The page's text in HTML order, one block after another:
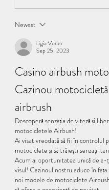
Newest
Ligia Voner
Sep 25, 2023
Casino airbush
Cazinou motocicletă
airbrush
Descoperă senzația de viteză și
motocicletele Airbush!
Ai visat vreodată să fii în controlul
motociclete și să trăiești senzații
Acum ai oportunitatea unică de a-
visul! Cazinoul nostru aduce în
noi modele de motociclete